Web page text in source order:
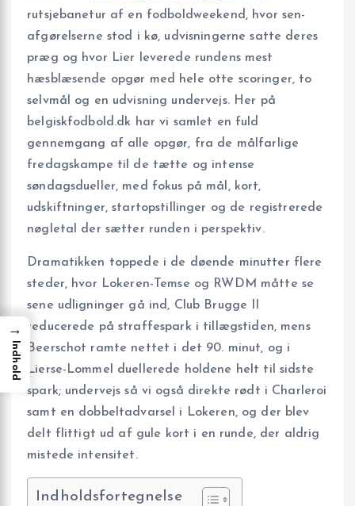
rutsjebanetur af en fodboldweekend, hvor sen-
afgørelserne stod i kø, udvisningerne satte deres
præg og hvor Lier leverede rundens mest
hæsblæsende opgør med hele otte scoringer, to
selvmål og en udvisning undervejs. Her på
belgiskfodbold.dk har vi samlet en fuld
gennemgang af alle opgør, fra de målfarlige
fredagskampe til de tætte og intense
søndagsdueller, med fokus på mål, kort,
udskiftninger, startopstillinger og de registrerede
nøgletal der sætter runden i perspektiv.
Dramatikken toppede i de døende minutter flere
steder, hvor Lokeren-Temse og RWDM måtte se
sene udligninger gå ind, Club Brugge II
reducerede på straffespark i tillægstiden, mens
Beerschot ramte nettet i det 90. minut, og i
Lierse-Lommel duellerede holdene helt til sidste
spark; undervejs så vi også direkte rødt i Charleroi
samt en dobbeltadvarsel i Lokeren, og der blev
delt flittigt ud af gule kort i en runde, der aldrig
mistede intensitet.
Indholdsfortegnelse
→
Indhold